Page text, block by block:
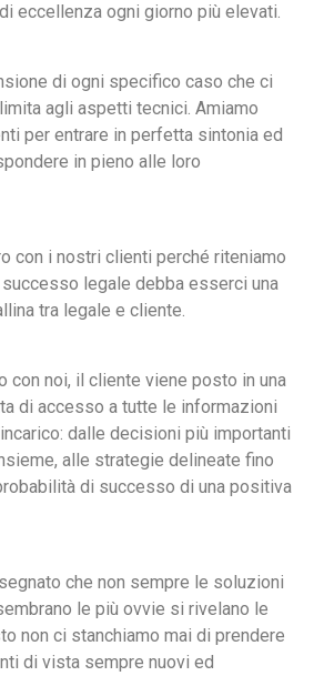
eccellenza ogni giorno più elevati.
di ogni specifico caso che ci
agli aspetti tecnici. Amiamo
per entrare in perfetta sintonia ed
in pieno alle loro
con i nostri clienti perché riteniamo
legale debba esserci una
tra legale e cliente.
con noi, il cliente viene posto in una
di accesso a tutte le informazioni
dalle decisioni più importanti
alle strategie delineate fino
di successo di una positiva
che non sempre le soluzioni
le più ovvie si rivelano le
non ci stanchiamo mai di prendere
di vista sempre nuovi ed